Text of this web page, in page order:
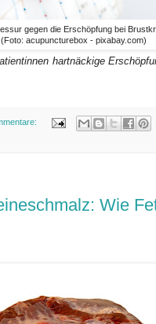
gegen die Erschöpfung bei
(Foto: acupuncturebox - pixabay.com)
hartnäckige
Wie